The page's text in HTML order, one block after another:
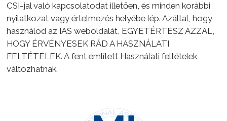
CSI-jal való kapcsolatodat illetően, és minden korábbi
nyilatkozat vagy értelmezés helyébe lép. Azáltal, hogy
használod az IAS weboldalát, EGYETÉRTESZ AZZAL,
HOGY ÉRVÉNYESEK RÁD A HASZNÁLATI
FELTÉTELEK. A fent említett Használati feltételek
változhatnak.